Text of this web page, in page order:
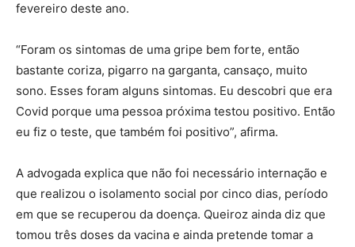
fevereiro deste ano.
“Foram os sintomas de uma gripe bem forte, então
bastante coriza, pigarro na garganta, cansaço, muito
sono. Esses foram alguns sintomas. Eu descobri que era
Covid porque uma pessoa próxima testou positivo. Então
eu fiz o teste, que também foi positivo”, afirma.
A advogada explica que não foi necessário internação e
que realizou o isolamento social por cinco dias, período
em que se recuperou da doença. Queiroz ainda diz que
tomou três doses da vacina e ainda pretende tomar a